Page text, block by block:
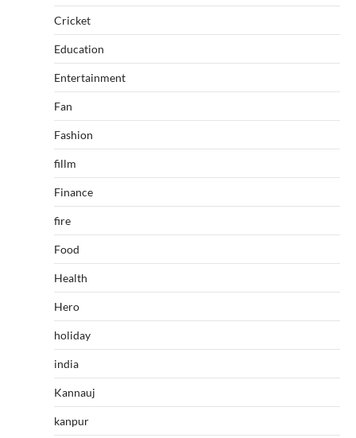
Cricket
Education
Entertainment
Fan
Fashion
fillm
Finance
fire
Food
Health
Hero
holiday
india
Kannauj
kanpur